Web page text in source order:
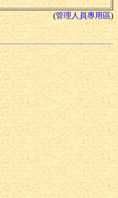
(管理人員專用區)